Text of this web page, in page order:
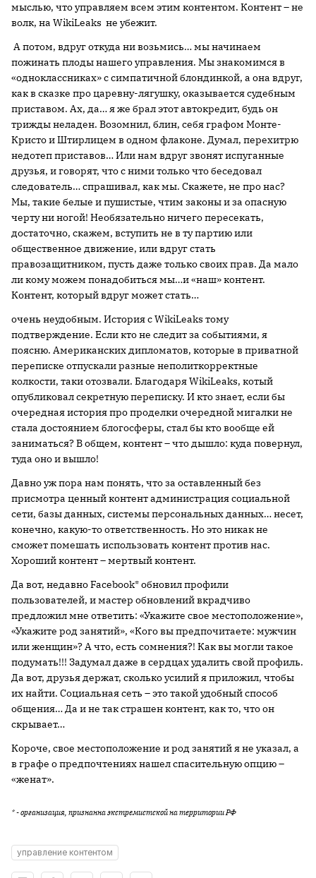
мыслью, что управляем всем этим контентом. Контент – не
волк, на WikiLeaks не убежит.
А потом, вдруг откуда ни возьмись… мы начинаем
пожинать плоды нашего управления. Мы знакомимся в
«одноклассниках» с симпатичной блондинкой, а она вдруг,
как в сказке про царевну-лягушку, оказывается судебным
приставом. Ах, да… я же брал этот автокредит, будь он
трижды неладен. Возомнил, блин, себя графом Монте-
Кристо и Штирлицем в одном флаконе. Думал, перехитрю
недотеп приставов… Или нам вдруг звонят испуганные
друзья, и говорят, что с ними только что беседовал
следователь… спрашивал, как мы. Скажете, не про нас?
Мы, такие белые и пушистые, чтим законы и за опасную
черту ни ногой! Необязательно ничего пересекать,
достаточно, скажем, вступить не в ту партию или
общественное движение, или вдруг стать
правозащитником, пусть даже только своих прав. Да мало
ли кому можем понадобиться мы…и «наш» контент.
Контент, который вдруг может стать…
очень неудобным. История с WikiLeaks тому
подтверждение. Если кто не следит за событиями, я
поясню. Американских дипломатов, которые в приватной
переписке отпускали разные неполиткорректные
колкости, таки отозвали. Благодаря WikiLeaks, котый
опубликовал секретную переписку. И кто знает, если бы
очередная история про проделки очередной мигалки не
стала достоянием блогосферы, стал бы кто вообще ей
заниматься? В общем, контент – что дышло: куда повернул,
туда оно и вышло!
Давно уж пора нам понять, что за оставленный без
присмотра ценный контент администрация социальной
сети, базы данных, системы персональных данных… несет,
конечно, какую-то ответственность. Но это никак не
сможет помешать использовать контент против нас.
Хороший контент – мертвый контент.
Да вот, недавно Facebook* обновил профили
пользователей, и мастер обновлений вкрадчиво
предложил мне ответить: «Укажите свое местоположение»,
«Укажите род занятий», «Кого вы предпочитаете: мужчин
или женщин»? А что, есть сомнения?! Как вы могли такое
подумать!!! Задумал даже в сердцах удалить свой профиль.
Да вот, друзья держат, сколько усилий я приложил, чтобы
их найти. Социальная сеть – это такой удобный способ
общения… Да и не так страшен контент, как то, что он
скрывает…
Короче, свое местоположение и род занятий я не указал, а
в графе о предпочтениях нашел спасительную опцию –
«женат».
* - организация, признанна экстремистской на территории РФ
управление контентом